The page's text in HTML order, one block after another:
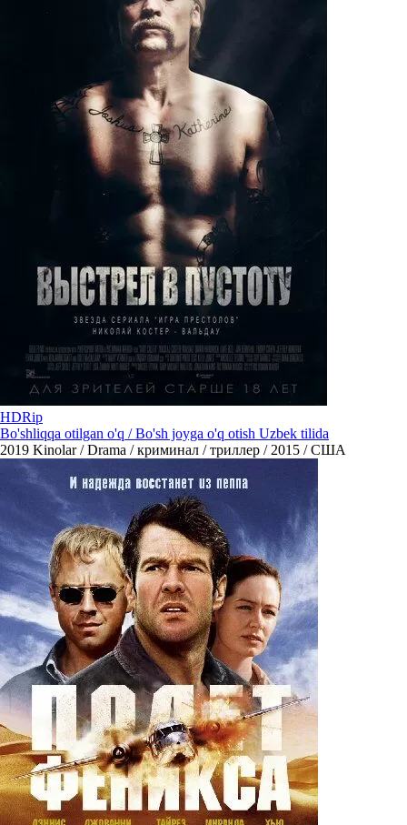
HDRip
Bo'shliqqa otilgan o'q / Bo'sh joyga o'q otish Uzbek tilida
2019 Kinolar / Drama / криминал / триллер / 2015 / США